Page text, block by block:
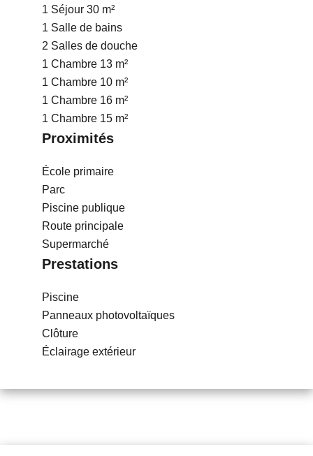
1 Séjour 30 m²
1 Salle de bains
2 Salles de douche
1 Chambre 13 m²
1 Chambre 10 m²
1 Chambre 16 m²
1 Chambre 15 m²
Proximités
École primaire
Parc
Piscine publique
Route principale
Supermarché
Prestations
Piscine
Panneaux photovoltaïques
Clôture
Éclairage extérieur